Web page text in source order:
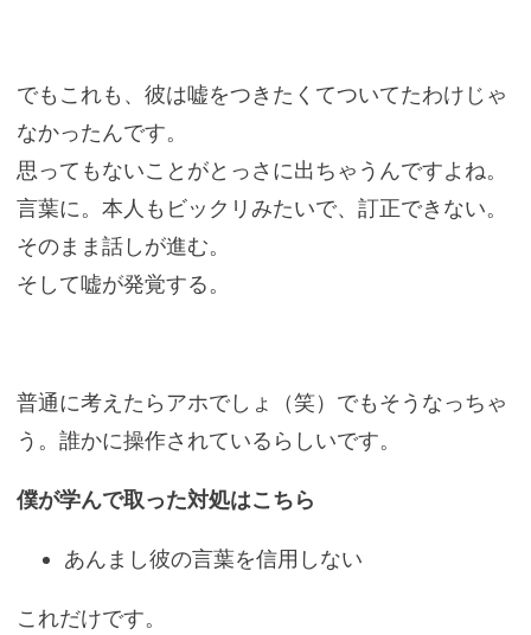
でもこれも、彼は嘘をつきたくてついてたわけじゃ
なかったんです。
思ってもないことがとっさに出ちゃうんですよね。
言葉に。本人もビックリみたいで、訂正できない。
そのまま話しが進む。
そして嘘が発覚する。
普通に考えたらアホでしょ（笑）でもそうなっちゃ
う。誰かに操作されているらしいです。
僕が学んで取った対処はこちら
あんまし彼の言葉を信用しない
これだけです。